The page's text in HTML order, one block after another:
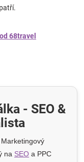
68travel
- SEO &
Marketingový
na SEO a PPC